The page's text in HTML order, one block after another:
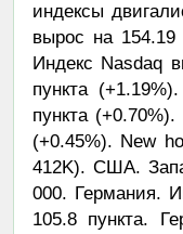
индексы
вырос на
Индекс Nasdaq
пункта
пункта
(+0.45%). New
412K). США.
000. Германия.
105.8 пункта.